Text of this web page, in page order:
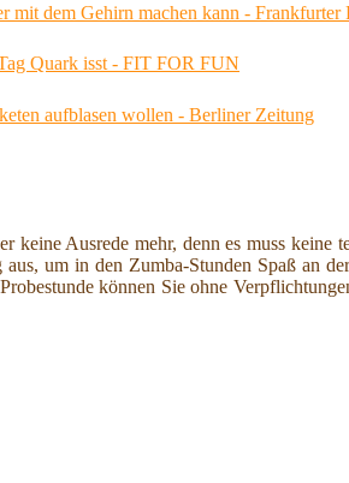
mit dem Gehirn machen kann - Frankfurter
Quark isst - FIT FOR FUN
aufblasen wollen - Berliner Zeitung
Ausrede mehr, denn es muss
um in den Zumba-Stunden Spaß an
können Sie ohne